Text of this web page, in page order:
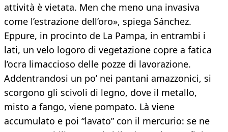
attività è vietata. Men che meno una invasiva
come l’estrazione dell’oro», spiega Sánchez.
Eppure, in procinto de La Pampa, in entrambi i
lati, un velo logoro di vegetazione copre a fatica
l’ocra limaccioso delle pozze di lavorazione.
Addentrandosi un po’ nei pantani amazzonici, si
scorgono gli scivoli di legno, dove il metallo,
misto a fango, viene pompato. Là viene
accumulato e poi “lavato” con il mercurio: se ne